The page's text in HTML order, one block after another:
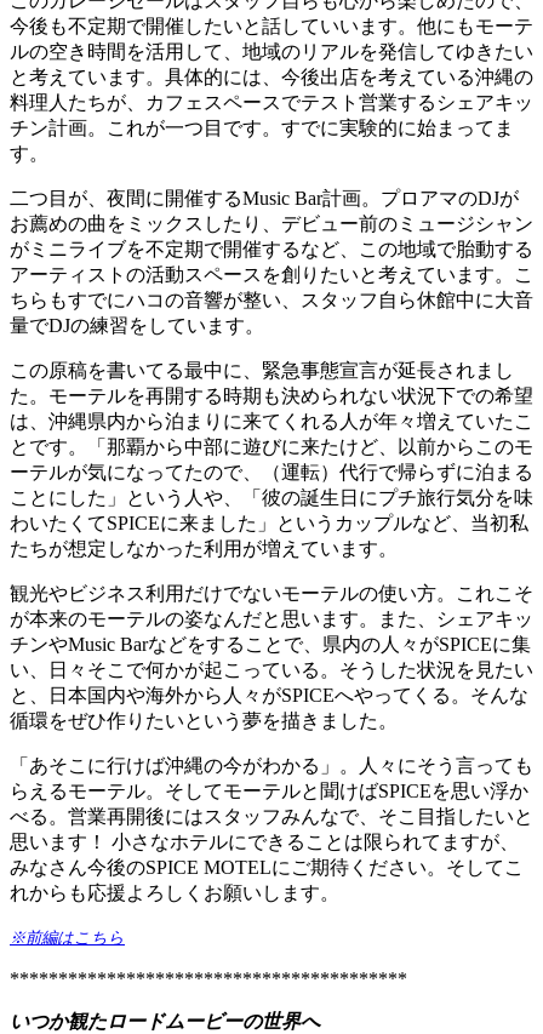
今後も不定期で開催したいと話していいます。他にもモーテ
ルの空き時間を活用して、地域のリアルを発信してゆきたい
と考えています。具体的には、今後出店を考えている沖縄の
料理人たちが、カフェスペースでテスト営業するシェアキッ
チン計画。これが一つ目です。すでに実験的に始まってま
す。
二つ目が、夜間に開催するMusic Bar計画。プロアマのDJが
お薦めの曲をミックスしたり、デビュー前のミュージシャン
がミニライブを不定期で開催するなど、この地域で胎動する
アーティストの活動スペースを創りたいと考えています。こ
ちらもすでにハコの音響が整い、スタッフ自ら休館中に大音
量でDJの練習をしています。
この原稿を書いてる最中に、緊急事態宣言が延長されまし
た。モーテルを再開する時期も決められない状況下での希望
は、沖縄県内から泊まりに来てくれる人が年々増えていたこ
とです。「那覇から中部に遊びに来たけど、以前からこのモ
ーテルが気になってたので、（運転）代行で帰らずに泊まる
ことにした」という人や、「彼の誕生日にプチ旅行気分を味
わいたくてSPICEに来ました」というカップルなど、当初私
たちが想定しなかった利用が増えています。
観光やビジネス利用だけでないモーテルの使い方。これこそ
が本来のモーテルの姿なんだと思います。また、シェアキッ
チンやMusic Barなどをすることで、県内の人々がSPICEに集
い、日々そこで何かが起こっている。そうした状況を見たい
と、日本国内や海外から人々がSPICEへやってくる。そんな
循環をぜひ作りたいという夢を描きました。
「あそこに行けば沖縄の今がわかる」。人々にそう言っても
らえるモーテル。そしてモーテルと聞けばSPICEを思い浮か
べる。営業再開後にはスタッフみんなで、そこ目指したいと
思います！ 小さなホテルにできることは限られてますが、
みなさん今後のSPICE MOTELにご期待ください。そしてこ
れからも応援よろしくお願いします。
※前編はこちら
*****************************************
いつか観たロードムービーの世界へ